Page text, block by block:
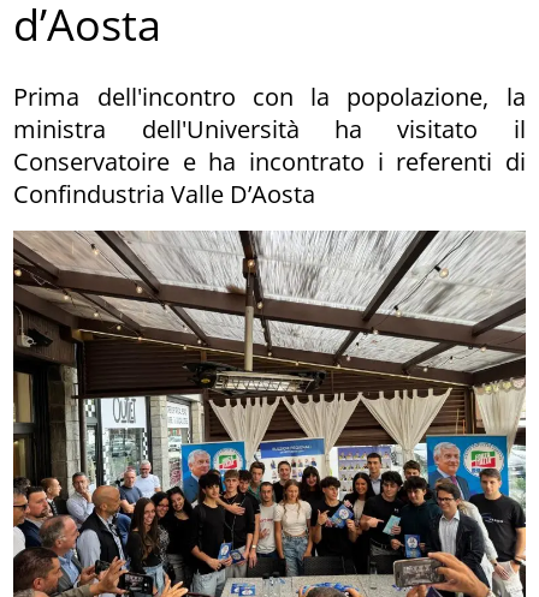
d’Aosta
Prima dell'incontro con la popolazione, la
ministra dell'Università ha visitato il
Conservatoire e ha incontrato i referenti di
Confindustria Valle D’Aosta